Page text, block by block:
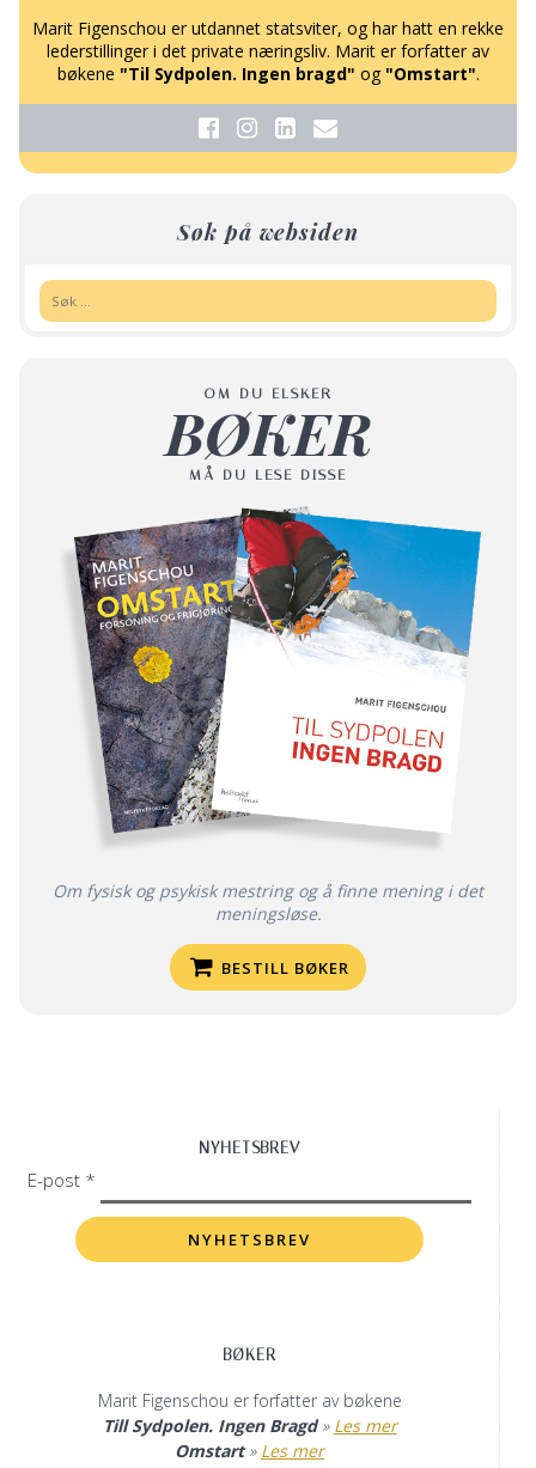
Marit Figenschou er utdannet statsviter, og har hatt en rekke
lederstillinger i det private næringsliv. Marit er forfatter av
bøkene "Til Sydpolen. Ingen bragd" og "Omstart".
Søk på websiden
OM DU ELSKER
BØKER
MÅ DU LESE DISSE
Om fysisk og psykisk mestring og å finne mening i det
meningsløse.
BESTILL BØKER
NYHETSBREV
E-post *
BØKER
Marit Figenschou er forfatter av bøkene
Till Sydpolen. Ingen Bragd» Les mer
Omstart» Les mer